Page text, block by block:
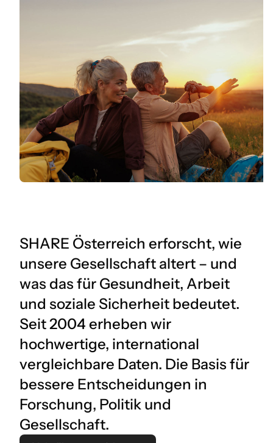
SHARE Österreich erforscht, wie
unsere Gesellschaft altert – und
was das für Gesundheit, Arbeit
und soziale Sicherheit bedeutet.
Seit 2004 erheben wir
hochwertige, international
vergleichbare Daten. Die Basis für
bessere Entscheidungen in
Forschung, Politik und
Gesellschaft.